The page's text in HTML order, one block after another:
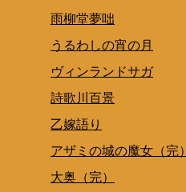
雨柳堂夢咄
うるわしの宵の月
ヴィンランドサガ
詩歌川百景
乙嫁語り
アザミの城の魔女（完）
大奥（完）